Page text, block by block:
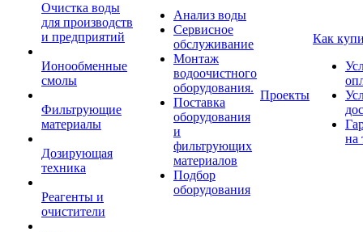
Очистка воды
для производств
и предприятий
Ионообменные
смолы
Фильтрующие
материалы
Дозирующая
техника
Реагенты и
очистители
Анализ воды
Сервисное
обслуживание
Монтаж
водоочистного
оборудования.
Поставка
оборудования
и
фильтрующих
материалов
Подбор
оборудования
Проекты
Как
на